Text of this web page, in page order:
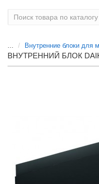
... Внутренние блоки для
ВНУТРЕННИЙ БЛОК